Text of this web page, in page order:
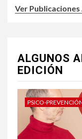
Ver
ALGUNOS
EDICIÓN